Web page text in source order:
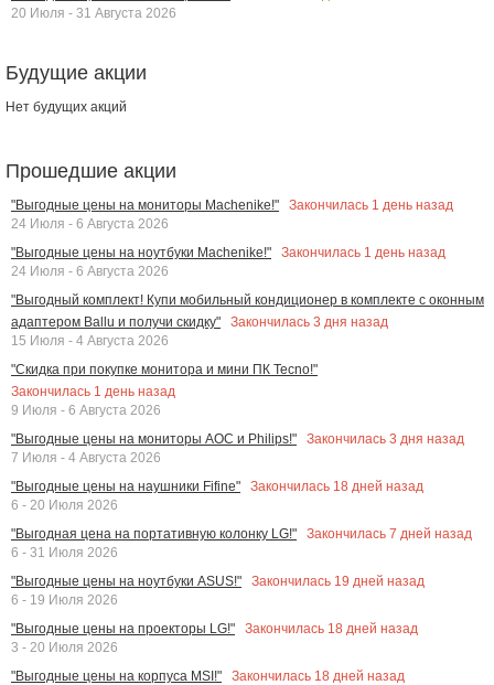
20 Июля - 31 Августа 2026
Будущие акции
Нет будущих акций
Прошедшие акции
"Выгодные цены на мониторы Machenike!" Закончилась 1 день назад
24 Июля - 6 Августа 2026
"Выгодные цены на ноутбуки Machenike!"
Закончилась 1 день назад
24 Июля - 6 Августа 2026
"Выгодный комплект! Купи мобильный кондиционер в комплекте с оконным
адаптером Ballu и получи скидку"
Закончилась 3 дня назад
15 Июля - 4 Августа 2026
"Скидка при покупке монитора и мини ПК Tecno!"
Закончилась 1 день назад
9 Июля - 6 Августа 2026
"Выгодные цены на мониторы AOC и Philips!"
Закончилась 3 дня назад
7 Июля - 4 Августа 2026
"Выгодные цены на наушники Fifine"
Закончилась 18 дней назад
6 - 20 Июля 2026
"Выгодная цена на портативную колонку LG!"
Закончилась 7 дней назад
6 - 31 Июля 2026
"Выгодные цены на ноутбуки ASUS!"
Закончилась 19 дней назад
6 - 19 Июля 2026
"Выгодные цены на проекторы LG!"
Закончилась 18 дней назад
3 - 20 Июля 2026
"Выгодные цены на корпуса MSI!"
Закончилась 18 дней назад